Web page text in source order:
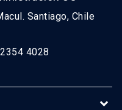
Santiago, Chile
4028